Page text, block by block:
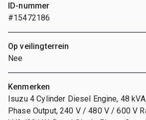
ID-nummer
#15472186
Op veilingterrein
Nee
Kenmerken
Isuzu 4 Cylinder Diesel Engine, 48
Phase Output, 240 V / 480 V / 600 V